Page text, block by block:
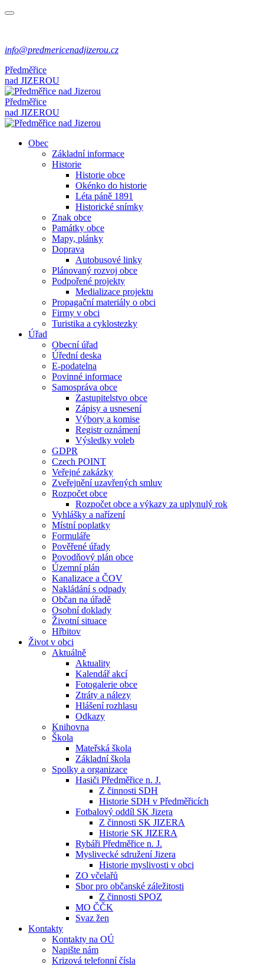
info@predmericenadjizerou.cz
Předměřice
nad JIZEROU
Předměřice
nad JIZEROU
Obec
Základní informace
Historie
Historie obce
Okénko do historie
Léta páně 1891
Historické snímky
Znak obce
Památky obce
Mapy, plánky
Doprava
Autobusové linky
Plánovaný rozvoj obce
Podpořené projekty
Medializace projektu
Propagační materiály o obci
Firmy v obci
Turistika a cyklostezky
Úřad
Obecní úřad
Úřední deska
E-podatelna
Povinné informace
Samospráva obce
Zastupitelstvo obce
Zápisy a usnesení
Výbory a komise
Registr oznámení
Výsledky voleb
GDPR
Czech POINT
Veřejné zakázky
Zveřejnění uzavřených smluv
Rozpočet obce
Rozpočet obce a výkazy za uplynulý rok
Vyhlášky a nařízení
Místní poplatky
Formuláře
Pověřené úřady
Povodňový plán obce
Územní plán
Kanalizace a ČOV
Nakládání s odpady
Občan na úřadě
Osobní doklady
Životní situace
Hřbitov
Život v obci
Aktuálně
Aktuality
Kalendář akcí
Fotogalerie obce
Ztráty a nálezy
Hlášení rozhlasu
Odkazy
Knihovna
Škola
Mateřská škola
Základní škola
Spolky a organizace
Hasiči Předměřice n. J.
Z činnosti SDH
Historie SDH v Předměřicích
Fotbalový oddíl SK Jizera
Z činnosti SK JIZERA
Historie SK JIZERA
Rybáři Předměřice n. J.
Myslivecké sdružení Jizera
Historie myslivosti v obci
ZO včelařů
Sbor pro občanské záležitosti
Z činnosti SPOZ
MO ČČK
Svaz žen
Kontakty
Kontakty na OÚ
Napište nám
Krizová telefonní čísla